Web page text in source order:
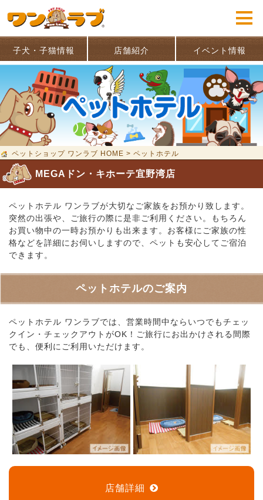
子犬・子猫情報 店舗紹介 イベント情報
ペットショップ ワンラブ HOME > ペットホテル
MEGAドン・キホーテ宜野湾店
ペットホテル ワンラブが大切なご家族をお預かり致します。
突然の出張や、ご旅行の際に是非ご利用ください。もちろん
お買い物中の一時お預かりも出来ます。お客様にご家族の性
格などを詳細にお伺いしますので、ペットも安心してご宿泊
できます。
ペットホテルのご案内
ペットホテル ワンラブでは、営業時間中ならいつでもチェッ
クイン・チェックアウトがOK！ご旅行にお出かけされる間際
でも、便利にご利用いただけます。
店舗詳細